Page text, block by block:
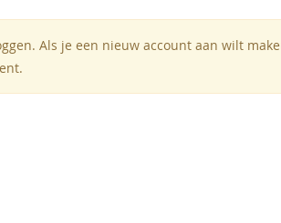
Als je een nieuw account aan wilt